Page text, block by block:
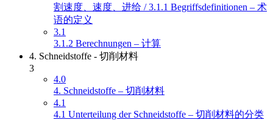
割速度、速度、进给 / 3.1.1 Begriffsdefinitionen – 术
语的定义
3.1
3.1.2 Berechnungen – 计算
4. Schneidstoffe - 切削材料
3
4.0
4. Schneidstoffe – 切削材料
4.1
4.1 Unterteilung der Schneidstoffe – 切削材料的分类